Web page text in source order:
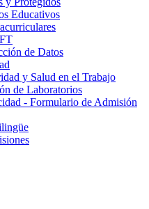
Educativos
de Datos
y Salud en el Trabajo
de Laboratorios
- Formulario de Admisión